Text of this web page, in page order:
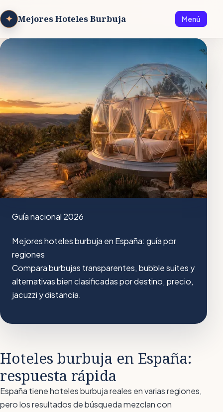
✦ Mejores Hoteles Burbuja Menú
Guía nacional 2026
Mejores hoteles burbuja en España: guía por
regiones
Compara burbujas transparentes, bubble suites y
alternativas bien clasificadas por destino, precio,
jacuzzi y distancia.
Hoteles burbuja en España:
respuesta rápida
España tiene hoteles burbuja reales en varias regiones,
pero los resultados de búsqueda mezclan con